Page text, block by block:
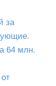
за
64 млн.